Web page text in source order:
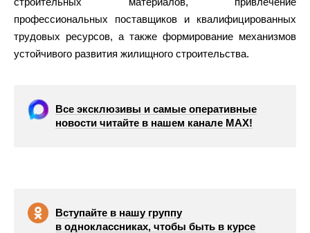
профессиональных поставщиков и квалифицированных
трудовых ресурсов, а также формирование механизмов
устойчивого развития жилищного строительства.
Все эксклюзивы и самые оперативные
новости читайте в нашем канале МАХ!
Вступайте в нашу группу
в одноклассниках, чтобы быть в курсе